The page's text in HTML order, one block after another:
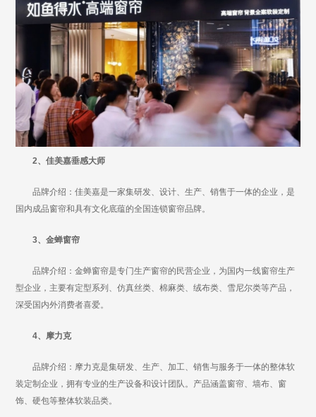
2、佳美嘉垂感大师
品牌介绍：佳美嘉是一家集研发、设计、生产、销售于一体的企业，是
国内成品窗帘和具有文化底蕴的全国连锁窗帘品牌。
3、金蝉窗帘
品牌介绍：金蝉窗帘是专门生产窗帘的民营企业，为国内一线窗帘生产
型企业，主要有定型系列、仿真丝类、棉麻类、绒布类、雪尼尔类等产品，
深受国内外消费者喜爱。
4、摩力克
品牌介绍：摩力克是集研发、生产、加工、销售与服务于一体的整体软
装定制企业，拥有专业的生产设备和设计团队。产品涵盖窗帘、墙布、窗
饰、硬包等整体软装品类。